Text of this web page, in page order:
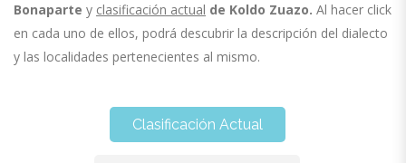
Bonaparte y clasificación actual de Koldo Zuazo. Al hacer click
en cada uno de ellos, podrá descubrir la descripción del dialecto
y las localidades pertenecientes al mismo.
Clasificación Actual